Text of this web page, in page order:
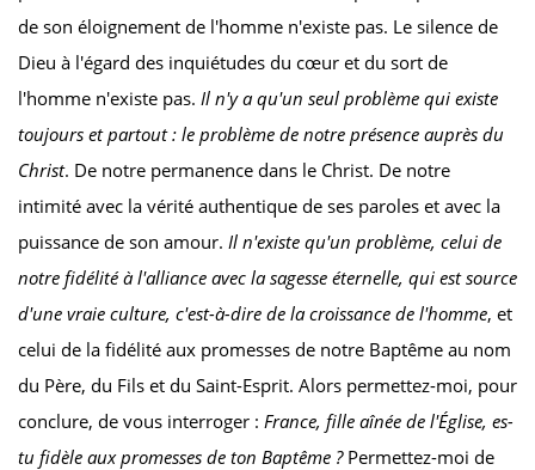
de son éloignement de l'homme n'existe pas. Le silence de
Dieu à l'égard des inquiétudes du cœur et du sort de
l'homme n'existe pas. Il n'y a qu'un seul problème qui existe
toujours et partout : le problème de notre présence auprès du
Christ. De notre permanence dans le Christ. De notre
intimité avec la vérité authentique de ses paroles et avec la
puissance de son amour. Il n'existe qu'un problème, celui de
notre fidélité à l'alliance avec la sagesse éternelle, qui est source
d'une vraie culture, c'est-à-dire de la croissance de l'homme, et
celui de la fidélité aux promesses de notre Baptême au nom
du Père, du Fils et du Saint-Esprit. Alors permettez-moi, pour
conclure, de vous interroger : France, fille aînée de l'Église, es-
tu fidèle aux promesses de ton Baptême ?Permettez-moi de